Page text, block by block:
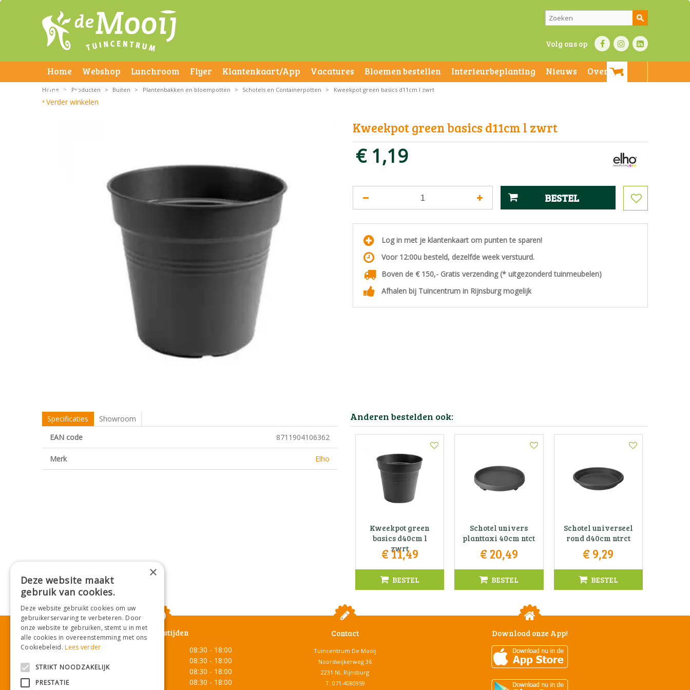
Volg ons op
Home Webshop Lunchroom Flyer Klantenkaart/App Vacatures Bloemen bestellen Interieurbeplanting Nieuws
Over ons
Contact
Home > Producten > Buiten > Plantenbakken en bloempotten > Schotels en Containerpotten > Kweekpot green basics d11cm l zwrt
Verder winkelen
Kweekpot green basics d11cm l zwrt
€ 1,19
Log in met je klantenkaart om punten te sparen!
Voor 12:00u besteld, dezelfde week verstuurd.
Boven de € 150,- Gratis verzending (* uitgezonderd tuinmeubelen)
Afhalen bij Tuincentrum in Rijnsburg mogelijk
Specificaties
Showroom
EAN code
8711904106362
Merk Elho
Anderen bestelden ook:
Kweekpot green
basics d40cm l
zwrt
€11,49
BESTEL
Schotel univers
planttaxi 40cm ntct
€ 20,49
BESTEL
Schotel universeel
rond d40cm ntrct
€ 9,29
BESTEL
Openingstijden
Maandag
08:30 - 18:00
08:30 - 18:00
Woensdag
08:30 - 18:00
08:30 - 18:00
Contact
Tuincentrum De Mooij
Noordwijkerweg 36
2231 NL Rijnsburg
T. 071-4080959
Download onze App!
×
Deze website maakt
gebruik van cookies.
Deze website gebruikt cookies om uw
gebruikerservaring te verbeteren. Door
onze website te gebruiken, stemt u in met
alle cookies in overeenstemming met ons
Cookiebeleid.Lees verder
STRIKT NOODZAKELIJK
PRESTATIE